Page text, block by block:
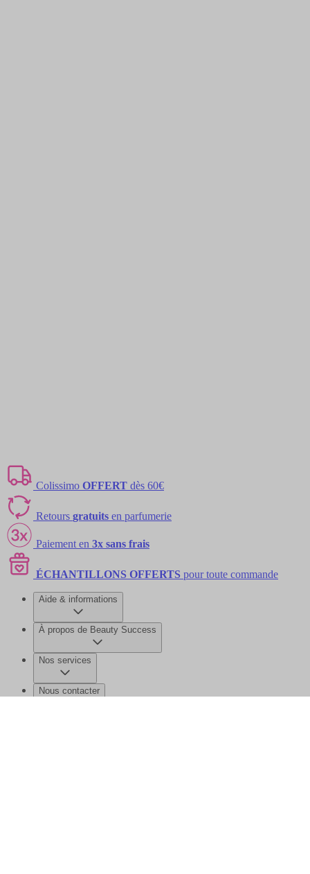
Colissimo OFFERT dès 60€
Retours gratuits en parfumerie
Paiement en 3x sans frais
ÉCHANTILLONS OFFERTS pour toute commande
Aide & informations
À propos de Beauty Success
Nos services
Nous contacter